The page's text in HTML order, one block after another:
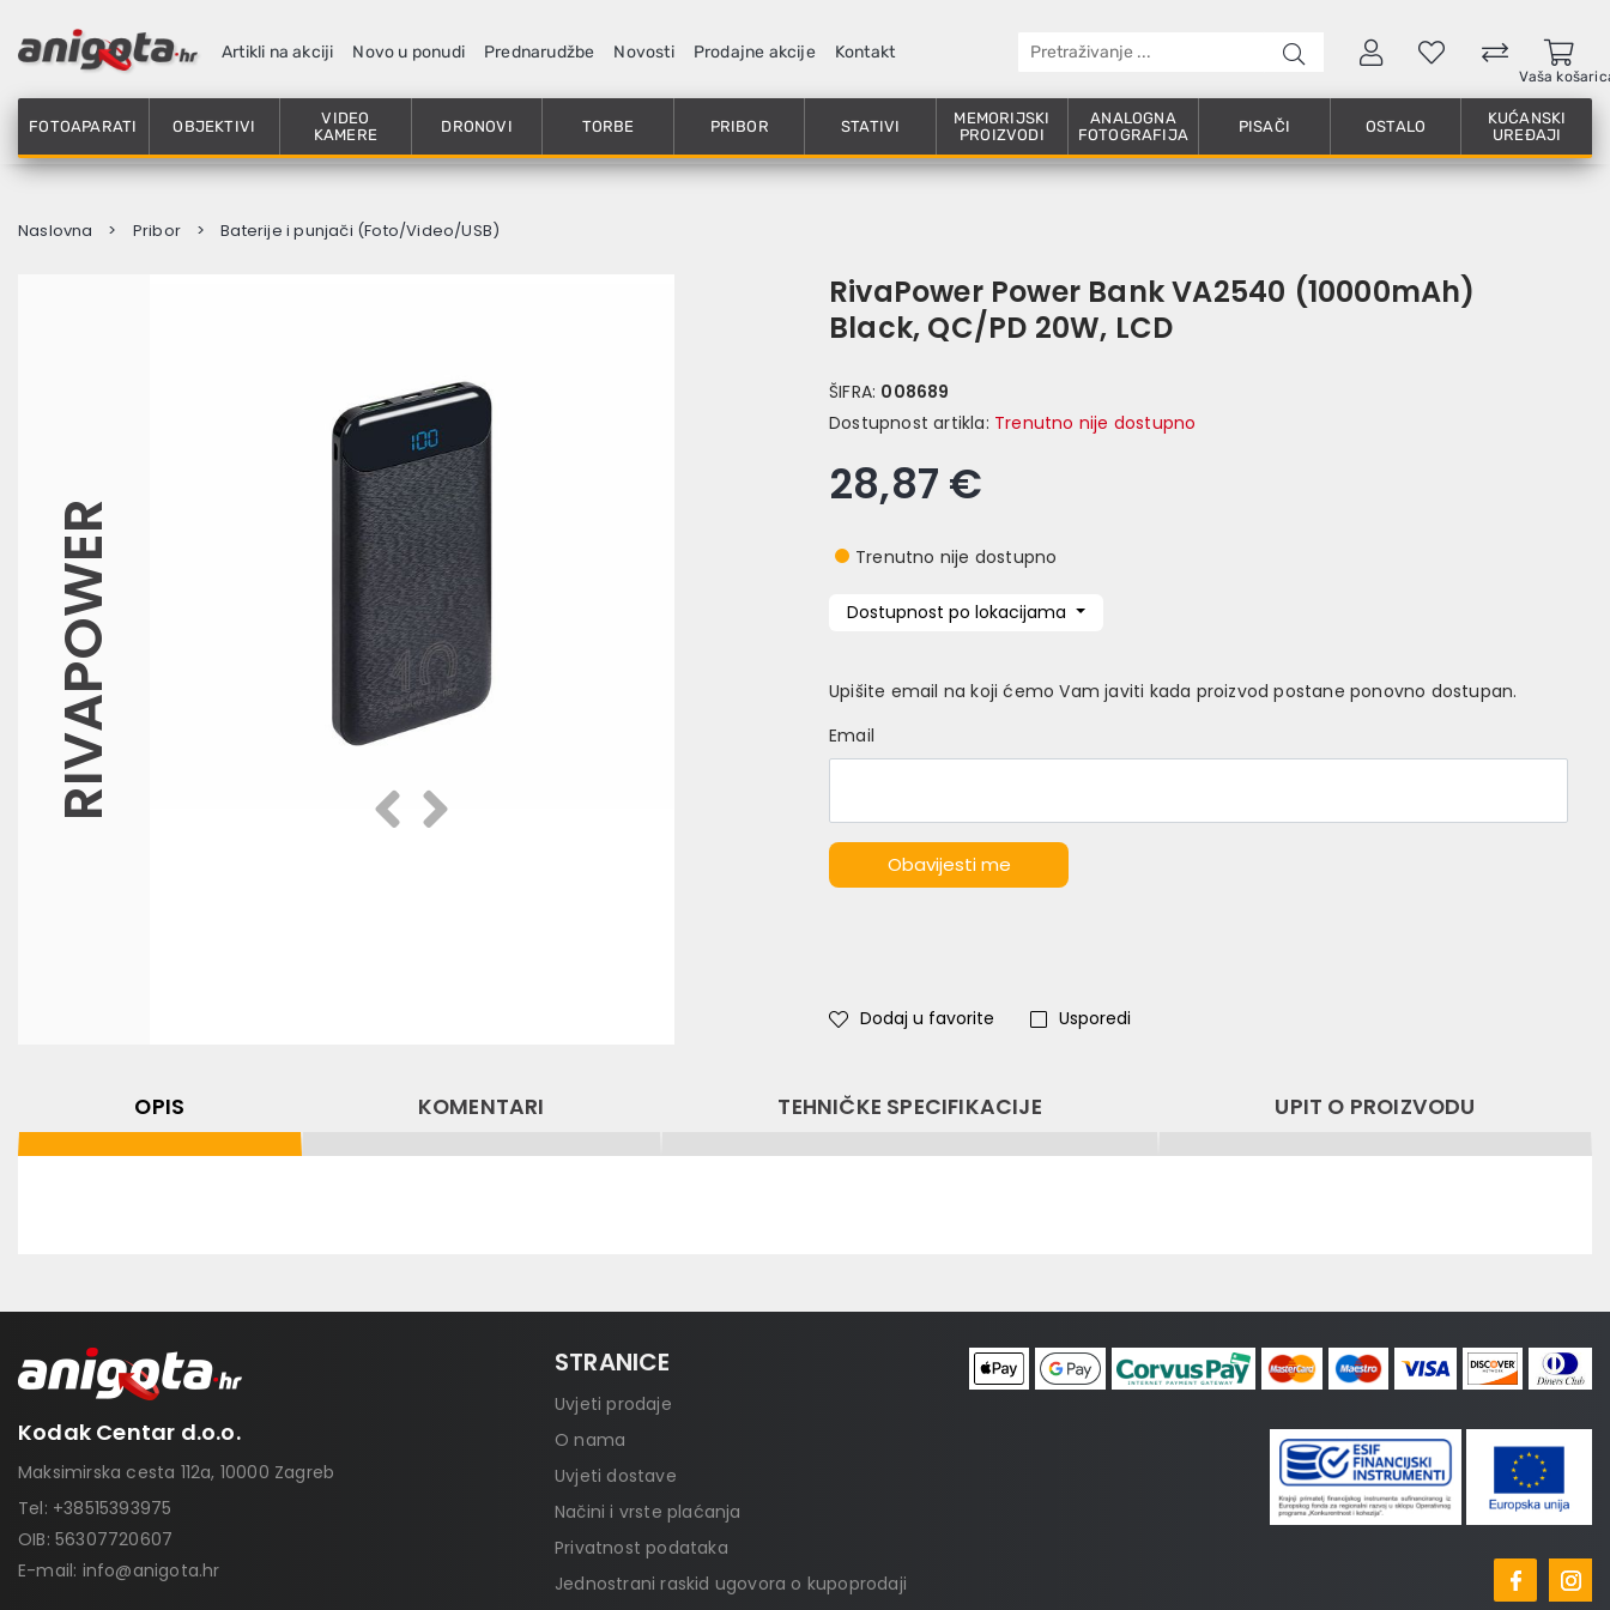
Artikli na akciji Novo u ponudi Prednarudžbe Novosti Prodajne akcije Kontakt
Vaša
FOTOAPARATI OBJEKTIVI
VIDEO
KAMERE
DRONOVI TORBE PRIBOR STATIVI
MEMORIJSKI
PROIZVODI
ANALOGNA
FOTOGRAFIJA
PISAČI OSTALO
KUĆANSKI
UREĐAJI
Naslovna Pribor Baterije i punjači (Foto/Video/USB)
RIVAPOWER PrethodnaSlijedeća
RivaPower Power Bank VA2540 (10000mAh)
Black, QC/PD 20W, LCD
ŠIFRA: 008689
Dostupnost artikla: Trenutno nije dostupno
28,87 €
Trenutno nije dostupno
Dostupnost po lokacijama
Upišite email na koji ćemo Vam javiti kada proizvod postane ponovno dostupan.
Email
Obavijesti me
Dodaj u favorite Usporedi
OPIS KOMENTARI TEHNIČKE SPECIFIKACIJE UPIT O PROIZVODU
Kodak Centar d.o.o.
Maksimirska cesta 112a, 10000 Zagreb
Tel: +38515393975
OIB: 56307720607
E-mail: info@anigota.hr
STRANICE
Uvjeti prodaje
O nama
Uvjeti dostave
Načini i vrste plaćanja
Privatnost podataka
Jednostrani raskid ugovora o kupoprodaji